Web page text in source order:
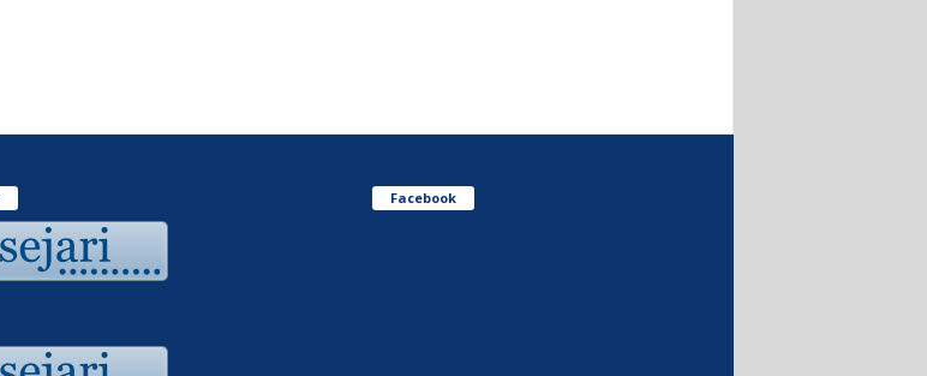
Facebook